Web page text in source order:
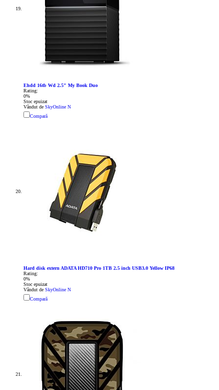
Ehdd 16tb Wd 2.5" My Book Duo
Rating:
0%
Stoc epuizat
Vândut de SkyOnline N
Compară
Hard disk extern ADATA HD710 Pro 1TB 2.5 inch USB3.0 Yellow ​IP68
Rating:
0%
Stoc epuizat
Vândut de SkyOnline N
Compară